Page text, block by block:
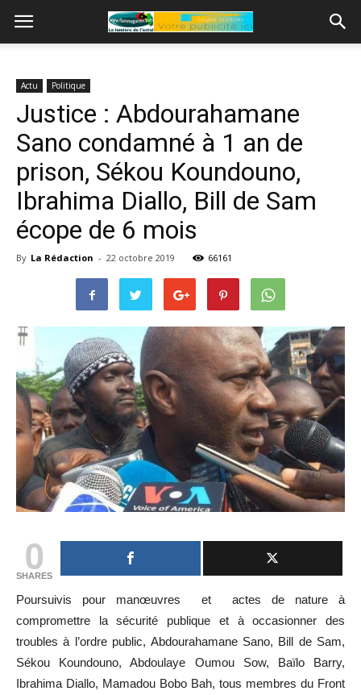
Actu Politique
Justice : Abdourahamane
Sano condamné à 1 an de
prison, Sékou Koundouno,
Ibrahima Diallo, Bill de Sam
écope de 6 mois
By La Rédaction - 22 octobre 2019 66161
0
SHARES
Poursuivis pour manœuvres et actes de nature à
compromettre la sécurité publique et à occasionner des
troubles à l’ordre public, Abdourahamane Sano, Bill de Sam,
Sékou Koundouno, Abdoulaye Oumou Sow, Baïlo Barry,
Ibrahima Diallo, Mamadou Bobo Bah, tous membres du Front